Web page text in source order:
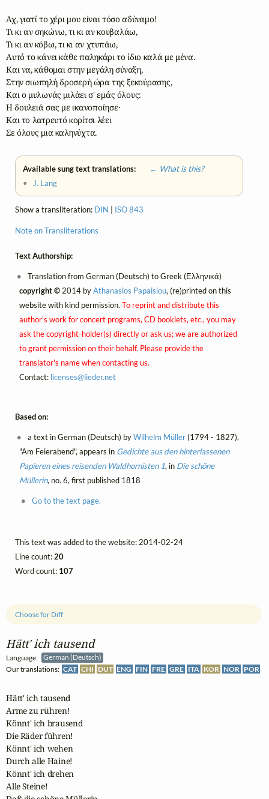
Hätt' ich tausend
Language:
German (Deutsch)
Our translations: CAT CHI DUT ENG FIN FRE GRE ITA KOR NOR POR
Choose for Diff
Hätt' ich tausend
Arme zu rühren!
Könnt' ich brausend
Die Räder führen!
Könnt' ich wehen
Durch alle Haine!
Könnt' ich drehen
Alle Steine!
Αχ, γιατί το χέρι μου είναι τόσο αδύναμο!
Τι κι αν σηκώνω, τι κι αν κουβαλάω,
Τι κι αν κόβω, τι κι αν χτυπάω,
Αυτό το κάνει κάθε παληκάρι το ίδιο καλά με μένα.
Και να, κάθομαι στην μεγάλη σύναξη,
Στην σιωπηλή δροσερή ώρα της ξεκούρασης,
Και ο μυλωνάς μιλάει σ' εμάς όλους:
Η δουλειά σας με ικανοποίησε·
Και το λατρευτό κορίτσι λέει
Σε όλους μια καληνύχτα.
Available sung text translations:
← What is this?
•
J. Lang
Show a transliteration: DIN ISO 843
Note on Transliterations
Text Authorship:
Translation from German (Deutsch) to Greek (Ελληνικά)
copyright ©2014 byAthanasios Papaisiou, (re)printed on this
website with kind permission. To reprint and distribute this
author's work for concert programs, CD booklets, etc., you may
ask the copyright-holder(s) directly or ask us; we are authorized
to grant permission on their behalf. Please provide the
translator's name when contacting us.
Contact: licenses@lieder.net
Based on:
a text in German (Deutsch) byWilhelm Müller(1794 - 1827),
"Am Feierabend", appears in Gedichte aus den hinterlassenen
Papieren eines reisenden Waldhornisten 1, in Die schöne
Müllerin, no. 6, first published 1818
Go to the text page.
This text was added to the website: 2014-02-24
Line count:20
Word count: 107